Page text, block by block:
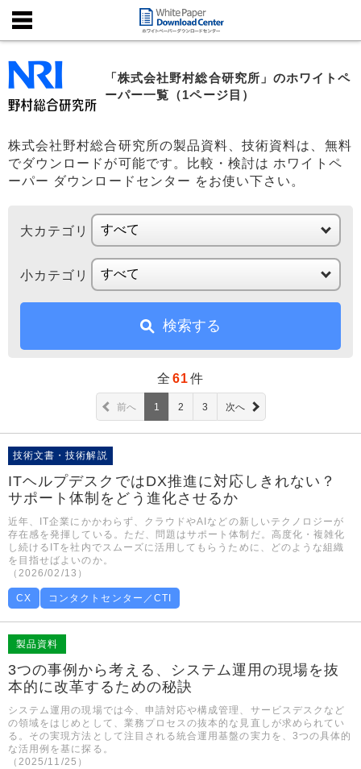
「株式会社野村総合研究所」のホワイトペ
ーパー一覧（1ページ目）
株式会社野村総合研究所の製品資料、技術資料は、無料
でダウンロードが可能です。比較・検討は ホワイトペ
ーパー ダウンロードセンター をお使い下さい。
大カテゴリ
小カテゴリ
検索する
全 61件
前へ 1 2 3 次へ
技術文書・技術解説
ITヘルプデスクではDX推進に対応しきれない？
サポート体制をどう進化させるか
近年、IT企業にかかわらず、クラウドやAIなどの新しいテクノロジーが
存在感を発揮している。ただ、問題はサポート体制だ。高度化・複雑化
し続けるITを社内でスムーズに活用してもらうために、どのような組織
を目指せばよいのか。
（2026/02/13）
CX コンタクトセンター／CTI
製品資料
3つの事例から考える、システム運用の現場を抜
本的に改革するための秘訣
システム運用の現場では今、申請対応や構成管理、サービスデスクなど
の領域をはじめとして、業務プロセスの抜本的な見直しが求められてい
る。その実現方法として注目される統合運用基盤の実力を、3つの具体的
な活用例を基に探る。
（2025/11/25）